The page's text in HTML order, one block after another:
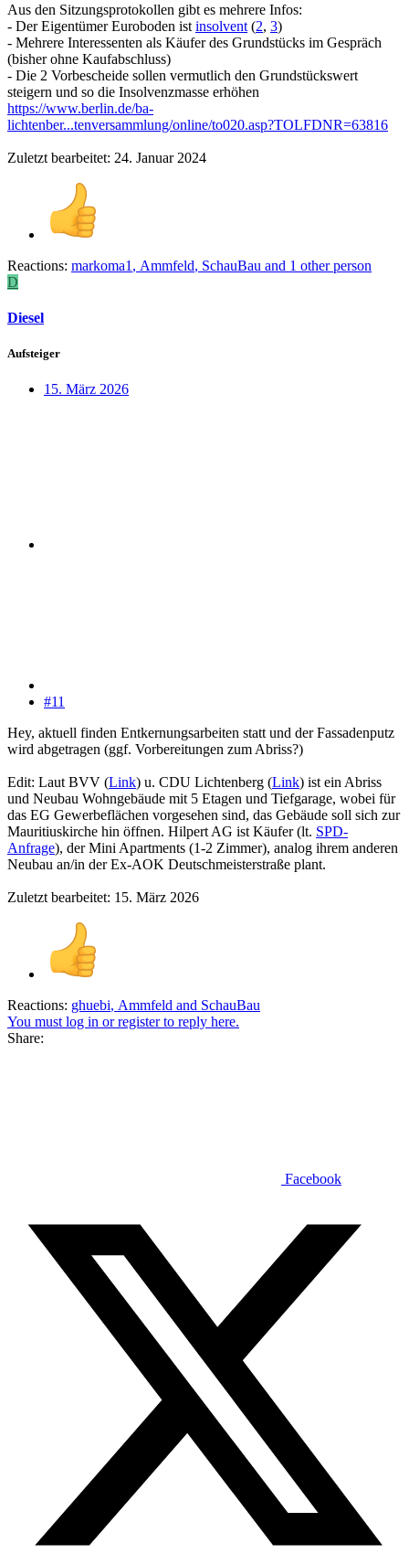
Aus den Sitzungsprotokollen gibt es mehrere Infos:
- Der Eigentümer Euroboden ist insolvent (2, 3)
- Mehrere Interessenten als Käufer des Grundstücks im Gespräch
(bisher ohne Kaufabschluss)
- Die 2 Vorbescheide sollen vermutlich den Grundstückswert
steigern und so die Insolvenzmasse erhöhen
https://www.berlin.de/ba-
lichtenber...tenversammlung/online/to020.asp?TOLFDNR=63816
Zuletzt bearbeitet: 24. Januar 2024
Reactions: markoma1 , Ammfeld, SchauBau and 1 other person
D
Diesel
Aufsteiger
15. März 2026
#11
Hey, aktuell finden Entkernungsarbeiten statt und der Fassadenputz
wird abgetragen (ggf. Vorbereitungen zum Abriss?)
Edit: Laut BVV (Link) u. CDU Lichtenberg (Link) ist ein Abriss
und Neubau Wohngebäude mit 5 Etagen und Tiefgarage, wobei für
das EG Gewerbeflächen vorgesehen sind, das Gebäude soll sich zur
Mauritiuskirche hin öffnen. Hilpert AG ist Käufer (lt. SPD-
Anfrage), der Mini Apartments (1-2 Zimmer), analog ihrem anderen
Neubau an/in der Ex-AOK Deutschmeisterstraße plant.
Zuletzt bearbeitet: 15. März 2026
Reactions: ghuebi, Ammfeld and SchauBau
You must log in or register to reply here.
Share:
Facebook